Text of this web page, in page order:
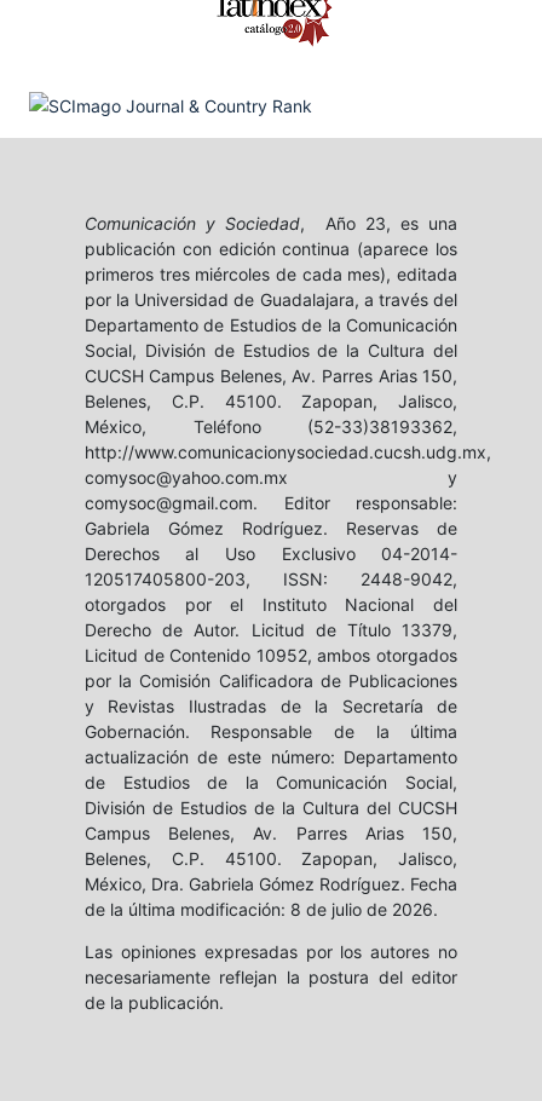
Comunicación y Sociedad, Año 23, es una
publicación con edición continua (aparece los
primeros tres miércoles de cada mes), editada
por la Universidad de Guadalajara, a través del
Departamento de Estudios de la Comunicación
Social, División de Estudios de la Cultura del
CUCSH Campus Belenes, Av. Parres Arias 150,
Belenes, C.P. 45100. Zapopan, Jalisco,
México, Teléfono (52-33)38193362,
http://www.comunicacionysociedad.cucsh.udg.mx,
comysoc@yahoo.com.mx y
comysoc@gmail.com. Editor responsable:
Gabriela Gómez Rodríguez. Reservas de
Derechos al Uso Exclusivo 04-2014-
120517405800-203, ISSN: 2448-9042,
otorgados por el Instituto Nacional del
Derecho de Autor. Licitud de Título 13379,
Licitud de Contenido 10952, ambos otorgados
por la Comisión Calificadora de Publicaciones
y Revistas Ilustradas de la Secretaría de
Gobernación. Responsable de la última
actualización de este número: Departamento
de Estudios de la Comunicación Social,
División de Estudios de la Cultura del CUCSH
Campus Belenes, Av. Parres Arias 150,
Belenes, C.P. 45100. Zapopan, Jalisco,
México, Dra. Gabriela Gómez Rodríguez. Fecha
de la última modificación: 8 de julio de 2026.
Las opiniones expresadas por los autores no
necesariamente reflejan la postura del editor
de la publicación.